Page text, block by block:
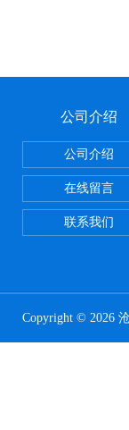
公司介绍
公司介绍
在线留言
联系我们
Copyright © 2026